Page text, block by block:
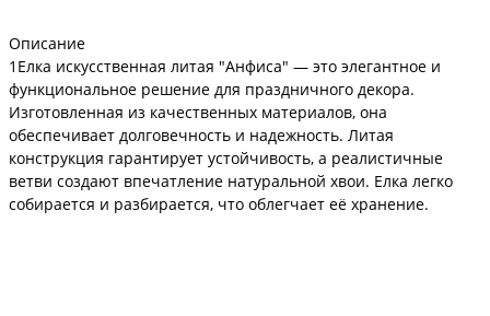
Описание
1Елка искусственная литая "Анфиса" — это элегантное и
функциональное решение для праздничного декора.
Изготовленная из качественных материалов, она
обеспечивает долговечность и надежность. Литая
конструкция гарантирует устойчивость, а реалистичные
ветви создают впечатление натуральной хвои. Елка легко
собирается и разбирается, что облегчает её хранение.